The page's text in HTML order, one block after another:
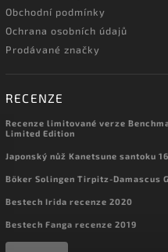
Obchodní podmínky
Ochrana osobních údajů
Prodávané značky
RECENZE
Recenze limitované verze
Limited Edition
Japonský nůž Kanetsune santoku
Böker Solingen Tirpitz-Damascus
Bestech Irida recenze 2020
Bestech Fanga recenze 2019